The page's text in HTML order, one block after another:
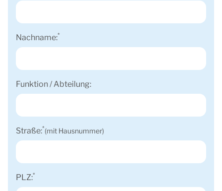
Nachname:*
Funktion / Abteilung:
Straße:*(mit Hausnummer)
PLZ:*